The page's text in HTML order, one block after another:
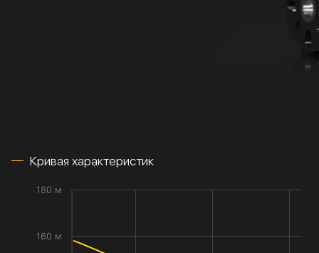
Кривая характеристик
160 м
180 м